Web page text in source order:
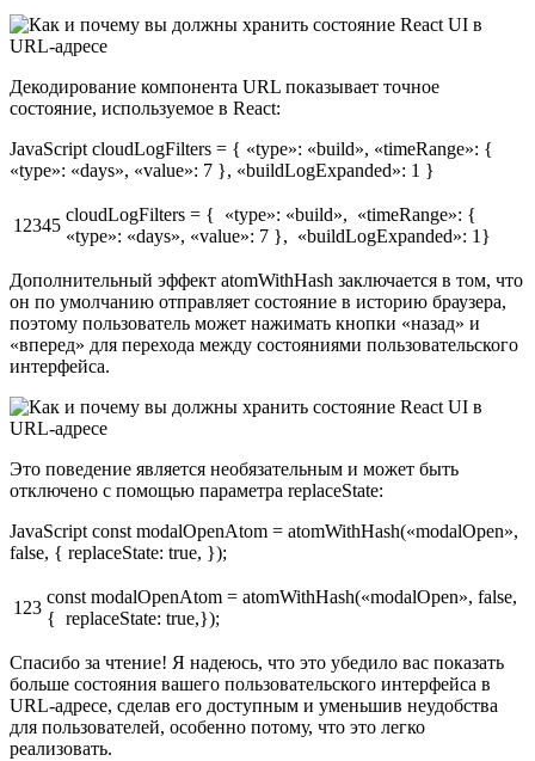
Декодирование компонента URL показывает точное
состояние, используемое в React:
JavaScript cloudLogFilters = { «type»: «build», «timeRange»: {
«type»: «days», «value»: 7 }, «buildLogExpanded»: 1 }
12345
cloudLogFilters = { «type»: «build», «timeRange»: {
«type»: «days», «value»: 7 }, «buildLogExpanded»: 1}
Дополнительный эффект atomWithHash заключается в том, что
он по умолчанию отправляет состояние в историю браузера,
поэтому пользователь может нажимать кнопки «назад» и
«вперед» для перехода между состояниями пользовательского
интерфейса.
Это поведение является необязательным и может быть
отключено с помощью параметра replaceState:
JavaScript const modalOpenAtom = atomWithHash(«modalOpen»,
false, { replaceState: true, });
123
const modalOpenAtom = atomWithHash(«modalOpen», false,
{ replaceState: true,});
Спасибо за чтение! Я надеюсь, что это убедило вас показать
больше состояния вашего пользовательского интерфейса в
URL-адресе, сделав его доступным и уменьшив неудобства
для пользователей, особенно потому, что это легко
реализовать.